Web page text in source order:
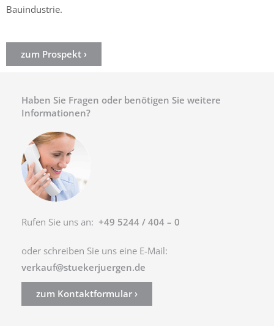
Bauindustrie.
zum Prospekt ›
Haben Sie Fragen oder benötigen Sie weitere
Informationen?
Rufen Sie uns an: +49 5244 / 404 – 0
oder schreiben Sie uns eine E-Mail:
verkauf@stuekerjuergen.de
zum Kontaktformular ›